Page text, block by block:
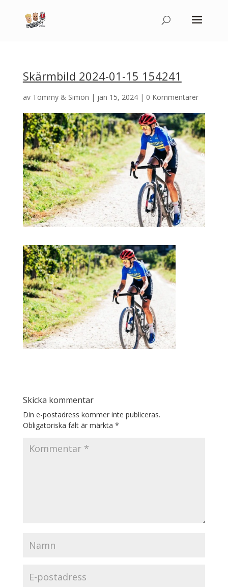
Skärmbild 2024-01-15 154241
av Tommy & Simon | jan 15, 2024| 0 Kommentarer
Skicka kommentar
Din e-postadress kommer inte publiceras.
Obligatoriska fält är märkta *